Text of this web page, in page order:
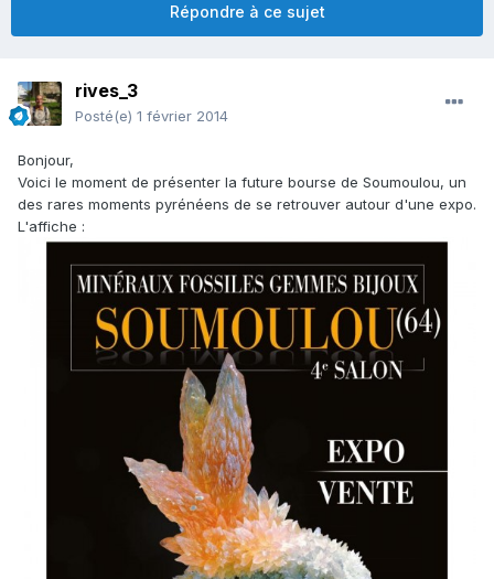
Répondre à ce sujet
rives_3
Posté(e) 1 février 2014
Bonjour,
Voici le moment de présenter la future bourse de Soumoulou, un
des rares moments pyrénéens de se retrouver autour d'une expo.
L'affiche :